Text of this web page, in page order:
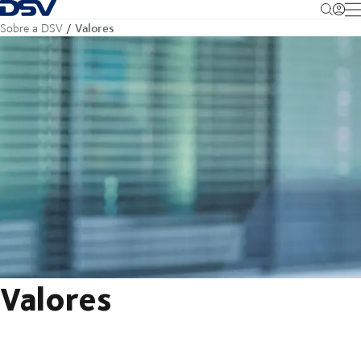
Voltar à página inicial
Sobre a DSV Valores
Valores